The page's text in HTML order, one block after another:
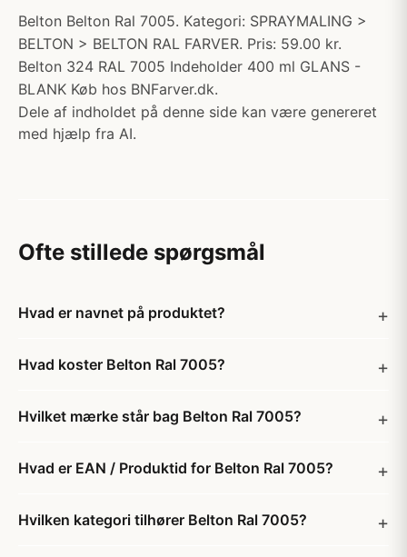
Belton Belton Ral 7005. Kategori: SPRAYMALING >
BELTON > BELTON RAL FARVER. Pris: 59.00 kr.
Belton 324 RAL 7005 Indeholder 400 ml GLANS -
BLANK Køb hos BNFarver.dk.
Dele af indholdet på denne side kan være genereret
med hjælp fra AI.
Ofte stillede spørgsmål
Hvad er navnet på produktet?
Hvad koster Belton Ral 7005?
Hvilket mærke står bag Belton Ral 7005?
Hvad er EAN / Produktid for Belton Ral 7005?
Hvilken kategori tilhører Belton Ral 7005?